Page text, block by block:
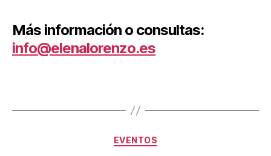
Más información o consultas:
info@elenalorenzo.es
EVENTOS